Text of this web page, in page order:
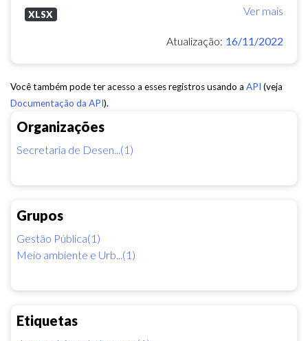
Organizações
Secretaria de Desen...(1)
Grupos
Gestão Pública(1)
Meio ambiente e Urb...(1)
Etiquetas
Ver mais
XLSX
Atualização: 16/11/2022
Você também pode ter acesso a esses registros usando a API (veja
Documentação da API).